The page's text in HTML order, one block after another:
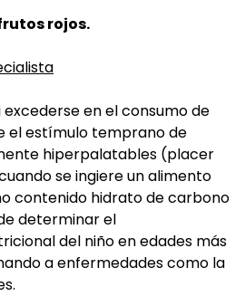
rojos.
en el consumo de
el estímulo temprano de
hiperpalatables (placer
se ingiere un alimento
contenido hidrato de carbono
determinar el
del niño en edades más
a enfermedades como la